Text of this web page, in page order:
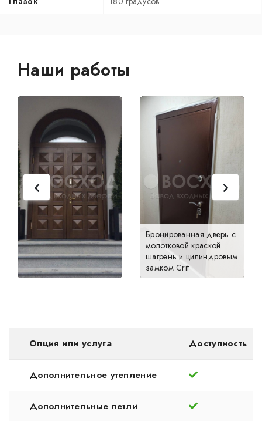
Наши работы
Бронированная дверь с
молотковой краской
шагрень и цилиндровым
замком Crit
Опция или услуга Доступность
Дополнительное утепление
Дополнительные петли